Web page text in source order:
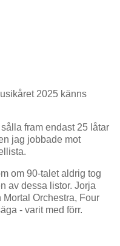
2025 känns
fram endast 25 låtar
jag jobbade mot
om 90-talet aldrig tog
av dessa listor. Jorja
Orchestra, Four
- varit med förr.